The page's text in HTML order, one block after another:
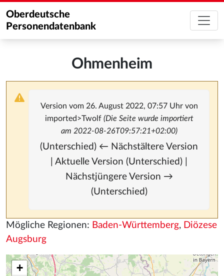
Oberdeutsche
Personendatenbank
Ohmenheim
Version vom 26. August 2022, 07:57 Uhr von
imported>Twolf (Die Seite wurde importiert
am 2022-08-26T09:57:21+02:00)
(Unterschied) ← Nächstältere Version
| Aktuelle Version (Unterschied) |
Nächstjüngere Version →
(Unterschied)
Mögliche Regionen: Baden-Württemberg, Diözese
Augsburg
+